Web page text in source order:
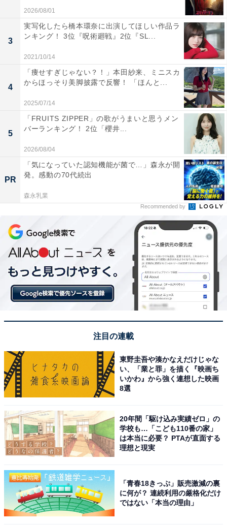
新人賞を獲得するもののスランプに陥って描くものがな
くなってしまった漫画家の前に、小学生、中学生、高校
生の3人の幽霊が現れ、「漫画を描かせてあげる」と告
げられる物語です。その幽霊から語られる3つのエピソ
ードが愛おしいですし、それぞれの過去にあるモヤモヤ
や後悔を漫画で表現し、「癒していく」ような優しさ
が、さらに大きな物語につながっていく様にとてつもな
い魅力を感じました。
漫画家を主人公としていて、さらに「かつて一緒に漫画
を描いていた大切な人」に思いをはせる姿などから、現
在も公開中の
『ルックバック』を連想する人も多いかも
しれませんが、本編における
「創作に込められた意志
（意思）」を肯定する物語を踏まえれば、「もう1つの
『ルックバック』だ！」とさえ思えました。もちろん偶
然の一致なのでしょうが、創作物を生み出す人の尊さを
真摯（しんし）に示した作品が、連続して世に送り出さ
れたことそのものが、とてもうれしく思えます。
ドラマ『君の花になる』（TBS系）で人気を博した山下
幸輝が主演を務めており、真面目な好青年であると共
に、少し憂いを感じさせる存在感も素晴らしかったで
の表現の大胆さと工夫にも感動がありました。原作者の
人公の心情に寄り添った目線で歌詞を書いたと語るエン
ディングテーマにも聞き入ってほしいです。
次ページ 3～1位までの作品を見る
2026/08/01
3
実写化したら橋本環奈に出演してほしい作品ラ
ンキング！ 3位『呪術廻戦』2位『SL...
2021/10/14
4
「痩せすぎじゃない？！」本田紗来、ミニスカ
からほっそり美脚披露で反響！ 「ほんと...
2025/07/14
5
「FRUITS ZIPPER」の歌がうまいと思うメン
バーランキング！ 2位「櫻井...
2026/08/04
PR
「気になっていた認知機能が菌で…」森永が開
発。感動の70代続出
森永乳業
Recommended by
注目の連載
東野圭吾や湊かなえだけじゃな
い、「業と罪」を描く『映画ち
いかわ』から強く連想した映画
8選
20年間「駆け込み実績ゼロ」の
学校も…「こども110番の家」
は本当に必要？ PTAが直面する
理想と現実
「青春18きっぷ」販売激減の裏
に何が？ 連続利用の厳格化だけ
ではない「本当の理由」